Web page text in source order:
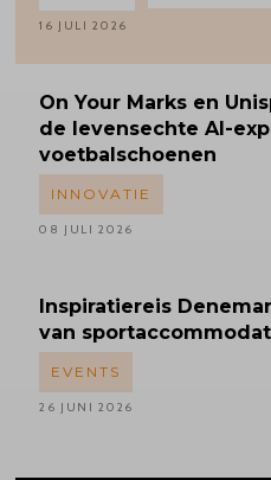
16 JULI 2026
On Your Marks en
de levensechte AI-
voetbalschoenen
INNOVATIE
08 JULI 2026
Inspiratiereis
van
EVENTS
26 JUNI 2026